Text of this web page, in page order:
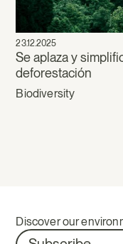
23.12.2025
Se aplaza y
deforestación
Biodiversity
Discover our